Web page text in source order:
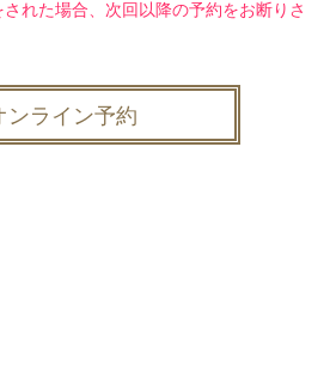
れた場合、次回以降の予約をお断りさ
ンライン予約